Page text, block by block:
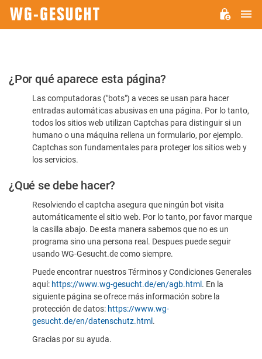
Por
favor,
confirme
humano
¿Por qué aparece esta página?
Las computadoras ("bots") a veces se usan para hacer
entradas automáticas abusivas en una página. Por lo tanto,
todos los sitios web utilizan Captchas para distinguir si un
humano o una máquina rellena un formulario, por ejemplo.
Captchas son fundamentales para proteger los sitios web y
los servicios.
¿Qué se debe hacer?
Resolviendo el captcha asegura que ningún bot visita
automáticamente el sitio web. Por lo tanto, por favor marque
la casilla abajo. De esta manera sabemos que no es un
programa sino una persona real. Despues puede seguir
usando WG-Gesucht.de como siempre.
Puede encontrar nuestros Términos y Condiciones Generales
aquí: https://www.wg-gesucht.de/en/agb.html . En la
siguiente página se ofrece más información sobre la
protección de datos: https://www.wg-
gesucht.de/en/datenschutz.html .
Gracias por su ayuda.